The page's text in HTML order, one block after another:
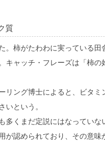
質
。柿がたわわに実っている田
キャッチ・フレーズは「柿
リング博士によると、ビタミ
いという。
多くまだ定説にはなっていな
が認められており、その意